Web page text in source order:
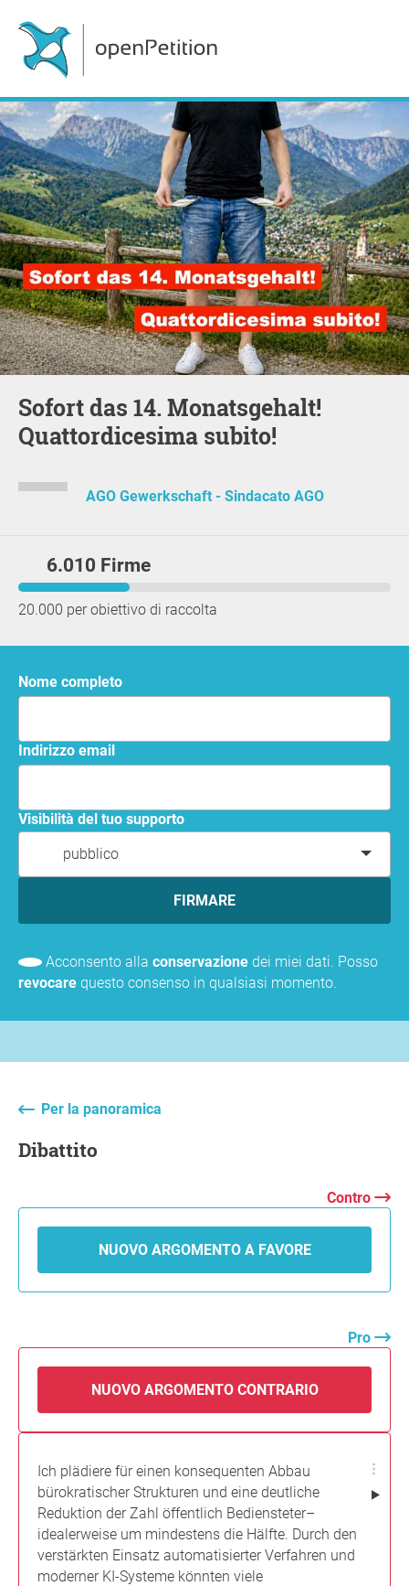
Sofort das 14. Monatsgehalt!
Quattordicesima subito!
AGO Gewerkschaft - Sindacato AGO
6.010 Firme
20.000 per obiettivo di raccolta
Nome completo
Indirizzo email
Visibilità del tuo supporto
pubblico
FIRMARE
Acconsento alla conservazione dei miei dati. Posso
revocare questo consenso in qualsiasi momento.
Per la panoramica
Dibattito
Contro
NUOVO ARGOMENTO A FAVORE
Pro
NUOVO ARGOMENTO CONTRARIO
Ich plädiere für einen konsequenten Abbau
bürokratischer Strukturen und eine deutliche
Reduktion der Zahl öffentlich Bediensteter–
idealerweise um mindestens die Hälfte. Durch den
verstärkten Einsatz automatisierter Verfahren und
moderner KI‑Systeme könnten viele